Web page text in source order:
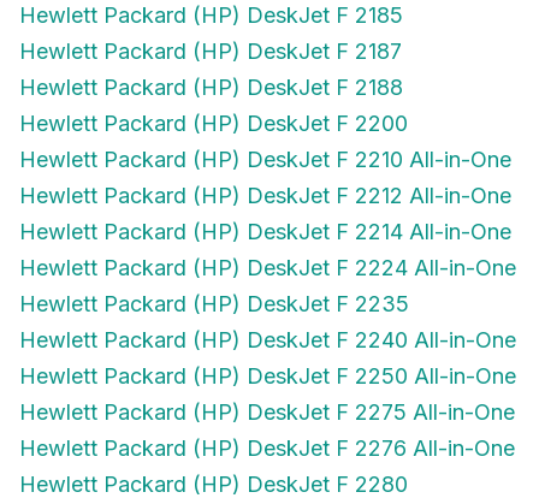
Hewlett Packard (HP) DeskJet F 2185
Hewlett Packard (HP) DeskJet F 2187
Hewlett Packard (HP) DeskJet F 2188
Hewlett Packard (HP) DeskJet F 2200
Hewlett Packard (HP) DeskJet F 2210 All-in-One
Hewlett Packard (HP) DeskJet F 2212 All-in-One
Hewlett Packard (HP) DeskJet F 2214 All-in-One
Hewlett Packard (HP) DeskJet F 2224 All-in-One
Hewlett Packard (HP) DeskJet F 2235
Hewlett Packard (HP) DeskJet F 2240 All-in-One
Hewlett Packard (HP) DeskJet F 2250 All-in-One
Hewlett Packard (HP) DeskJet F 2275 All-in-One
Hewlett Packard (HP) DeskJet F 2276 All-in-One
Hewlett Packard (HP) DeskJet F 2280